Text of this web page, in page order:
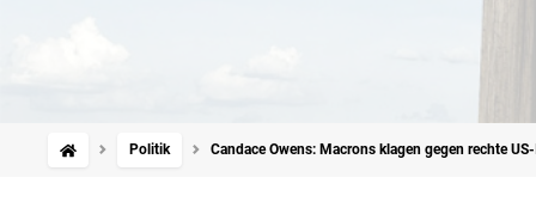
Politik Candace Owens: Macrons klagen gegen rechte